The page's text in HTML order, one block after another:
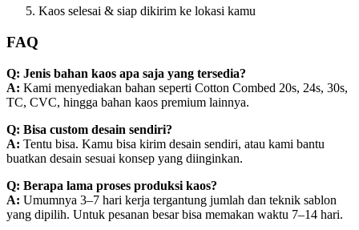
Kaos selesai & siap dikirim ke lokasi kamu
FAQ
Q: Jenis bahan kaos apa saja yang tersedia?
A: Kami menyediakan bahan seperti Cotton Combed 20s, 24s, 30s,
TC, CVC, hingga bahan kaos premium lainnya.
Q: Bisa custom desain sendiri?
A: Tentu bisa. Kamu bisa kirim desain sendiri, atau kami bantu
buatkan desain sesuai konsep yang diinginkan.
Q: Berapa lama proses produksi kaos?
A: Umumnya 3–7 hari kerja tergantung jumlah dan teknik sablon
yang dipilih. Untuk pesanan besar bisa memakan waktu 7–14 hari.